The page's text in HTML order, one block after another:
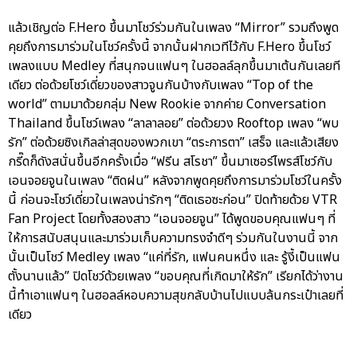
แล้วเชิญต่อ F.Hero ขึ้นมาโชว์ร่วมกันในเพลง “Mirror” รวมถึงพูด
คุยถึงการมาร่วมในโชว์ครั้งนี้ จากนั้นฝากเวทีไว้กับ F.Hero ขึ้นโชว์
เพลงแบบ Medley ที่สนุกจนแฟนๆ ในฮอลล์ลุกขึ้นมาเต้นกันเลยที
เดียว ต่อด้วยโชว์เดี่ยวของสาวจูนกันบ้างกับเพลง “Top of the
world” ตามมาด้วยกลุ่ม New Rookie จากค่าย Conversation
Thailand ขึ้นโชว์เพลง “ลาลาลอย” ต่อด้วยวง Rooftop เพลง “พบ
รัก” ต่อด้วยซิงเกิลล่าสุดของพวกเขา “ตระการตา” เสร็จ และแล้วเสียง
กรี๊ดก็ดังสนั่นขึ้นอีกครั้งเมื่อ “ฟรีน สโรชา” ขึ้นมาเซอร์ไพรส์โชว์กับ
เอนจอยจูนในเพลง “ติดฝน” หลังจากพูดคุยถึงการมาร่วมโชว์ในครั้ง
นี้ ก่อนจะโชว์เดี่ยวในเพลงน่ารักๆ “ติดเธอซะก่อน” ปิดท้ายด้วย VTR
Fan Project โดยทั้งสองสาว “เอนจอยจูน” ได้พูดขอบคุณแฟนๆ ที่
ให้การสนับสนุนและมาร่วมเก็บความทรงจำดีๆ ร่วมกันในงานนี้ จาก
นั้นเป็นโชว์ Medley เพลง “แค่ที่รัก, แฟนคนหนึ่ง และ รู้งี้เป็นแฟน
ตั้งนานแล้ว” ปิดโชว์ด้วยเพลง “ขอบคุณที่เกิดมาให้รัก” เรียกได้ว่างาน
นี้ทำเอาแฟนๆ ในฮอลล์หอบความสุขกลับบ้านไปแบบล้นกระเป๋าเลยที่
เดียว